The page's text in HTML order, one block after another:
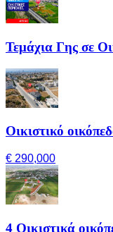
Τεμάχια Γης σε
Οικιστικό
€ 290,000
4 Οικιστικά